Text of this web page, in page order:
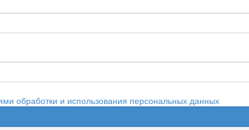
обработки и использования персональных данных